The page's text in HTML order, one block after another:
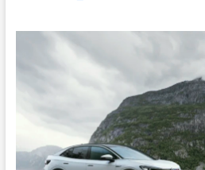
T-
Roc
überarbeitet